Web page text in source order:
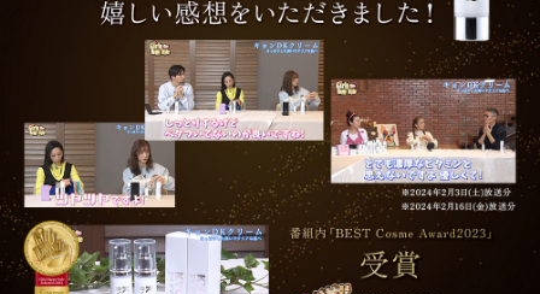
リポソームが入ってさらにきれいなお肌になっちゃ
うーと今から使うのが楽しみです!
2025/05/30 投稿者：mm おすすめレベル：
★★★★★
このテクスチャーが好きです!
デカC